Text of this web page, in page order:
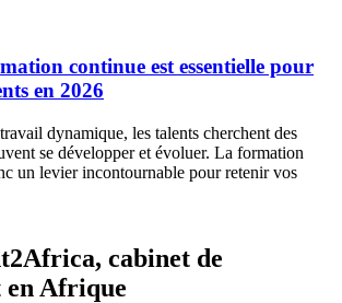
continue est essentielle pour
en 2026
dynamique, les talents cherchent des
se développer et évoluer. La formation
un levier incontournable pour retenir vos
cabinet de
Afrique